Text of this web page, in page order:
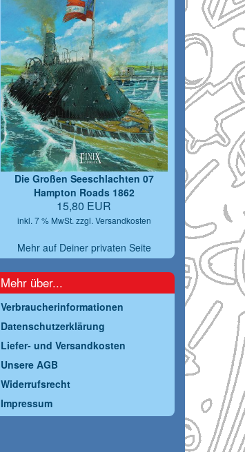
Die Großen Seeschlachten 07
Hampton Roads 1862
15,80 EUR
inkl. 7 % MwSt. zzgl. Versandkosten
Mehr auf Deiner privaten Seite
Mehr über...
Verbraucherinformationen
Datenschutzerklärung
Liefer- und Versandkosten
Unsere AGB
Widerrufsrecht
Impressum